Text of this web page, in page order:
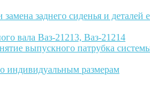
замена заднего сиденья и деталей
вала Ваз-21213, Ваз-21214
выпускного патрубка
индивидуальным размерам